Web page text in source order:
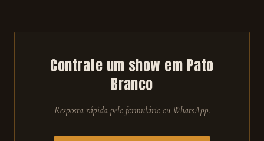
Contrate um show em Pato
Branco
Resposta rápida pelo formulário ou WhatsApp.